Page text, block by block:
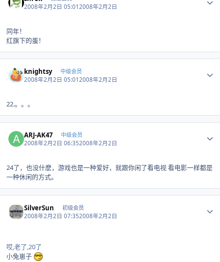
2008年2月2日 05:012008年2月2日
同年！
红旗下的蛋！
knightsy 中级会员
2008年2月2日 05:012008年2月2日
22.。。。
ARJ-AK47 中级会员
2008年2月2日 06:352008年2月2日
24了，也没什麽，游戏也是一种爱好，就跟你闲了看电视 看电影一样都是
一种休闲的方式。
SilverSun 初级会员
2008年2月2日 07:352008年2月2日
哎,老了,20了
小兔崽子